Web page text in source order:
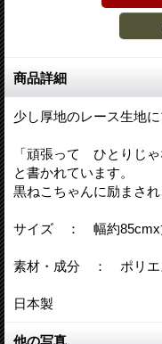
商品詳細
少し厚地のレース生地
「頑張って ひとりじ
と書かれています。
黒ねこちゃんに励まさ
サイズ ： 幅約85cmx
素材・成分 ： ポリエ
日本製
他の写真